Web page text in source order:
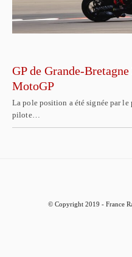
GP de Grande-
MotoGP
La pole position a été signée par
pilote…
© Copyright 2019 - France